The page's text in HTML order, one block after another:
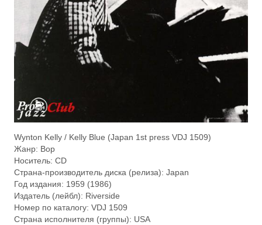
Wynton Kelly / Kelly Blue (Japan 1st press VDJ 1509)
Жанр: Bop
Носитель: CD
Страна-производитель диска (релиза): Japan
Год издания: 1959 (1986)
Издатель (лейбл): Riverside
Номер по каталогу: VDJ 1509
Страна исполнителя (группы): USA